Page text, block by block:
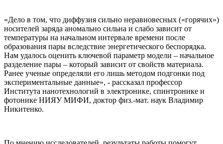
«Дело в том, что диффузия сильно неравновесных («горячих»)
носителей заряда аномально сильна и слабо зависит от
температуры на начальном интервале времени после
образования пары вследствие энергетического беспорядка.
Нам удалось оценить ключевой параметр модели – начальное
разделение пары – который зависит от свойств материала.
Ранее ученые определяли его лишь методом подгонки под
экспериментальные данные», - рассказал профессор
Института нанотехнологий в электронике, спинтронике и
фотонике НИЯУ МИФИ, доктор физ.-мат. наук Владимир
Никитенко.